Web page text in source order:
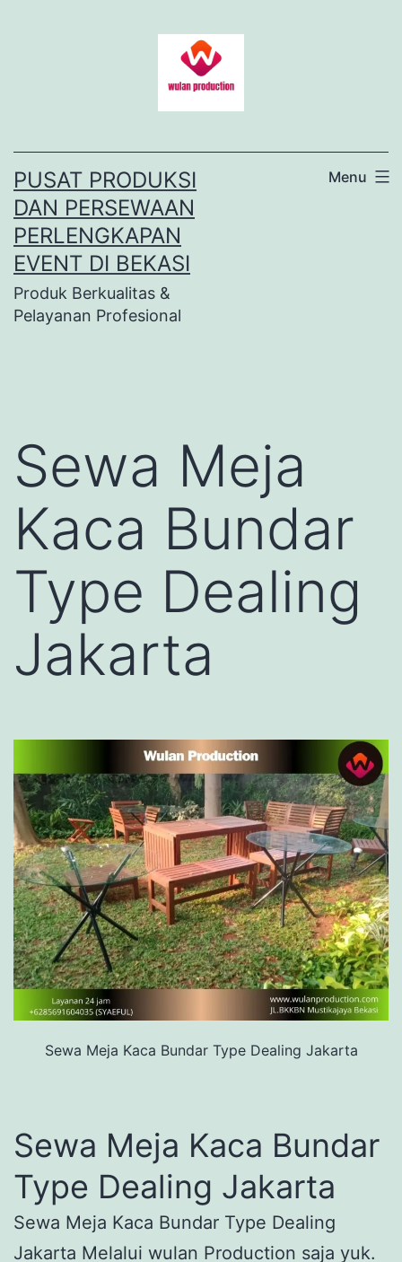
PUSAT PRODUKSI
DAN PERSEWAAN
PERLENGKAPAN
EVENT DI BEKASI
Produk Berkualitas &
Pelayanan Profesional
Menu
Sewa Meja
Kaca Bundar
Type Dealing
Jakarta
Sewa Meja Kaca Bundar Type Dealing Jakarta
Sewa Meja Kaca Bundar
Type Dealing Jakarta
Sewa Meja Kaca Bundar Type Dealing
Jakarta Melalui wulan Production saja yuk.